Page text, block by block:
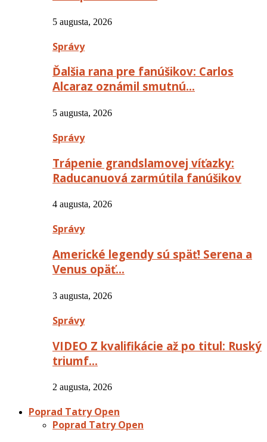
5 augusta, 2026
Správy
Ďalšia rana pre fanúšikov: Carlos
Alcaraz oznámil smutnú…
5 augusta, 2026
Správy
Trápenie grandslamovej víťazky:
Raducanuová zarmútila fanúšikov
4 augusta, 2026
Správy
Americké legendy sú späť! Serena a
Venus opäť…
3 augusta, 2026
Správy
VIDEO Z kvalifikácie až po titul: Ruský
triumf…
2 augusta, 2026
Poprad Tatry Open
Poprad Tatry Open